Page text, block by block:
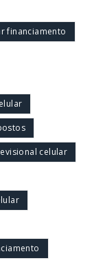
financiamento
celular